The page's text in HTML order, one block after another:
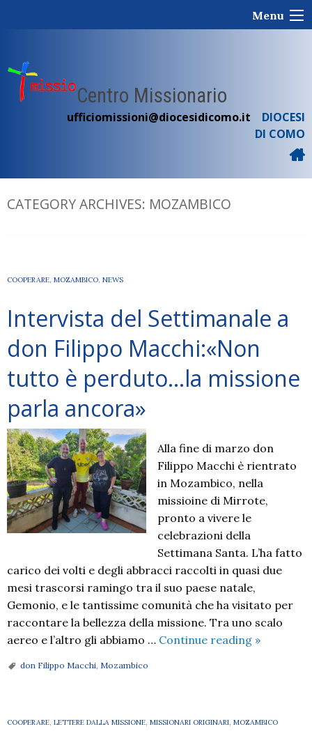
Menu
Centro Missionario
ufficiomissioni@diocesidicomo.it
DIOCESI
DI COMO
CATEGORY ARCHIVES: MOZAMBICO
COOPERARE, MOZAMBICO, NEWS
Intervista del Settimanale a
don Filippo Macchi:«Non
tutto è perduto…la missione
parla ancora»
Alla fine di marzo don
Filippo Macchi è rientrato
in Mozambico, nella
missioine di Mirrote,
pronto a vivere le
celebrazioni della
Settimana Santa. L’ha fatto
carico dei volti e degli abbracci raccolti in quasi due
mesi trascorsi ramingo tra il suo paese natale,
Gemonio, e le tantissime comunità che ha visitato per
raccontare la bellezza della missione. Tra uno scalo
aereo e l’altro gli abbiamo … Continue reading Intervista
Filippo
»
don Filippo Macchi, Mozambico
COOPERARE, LETTERE DALLA MISSIONE, MISSIONARI ORIGINARI, MOZAMBICO